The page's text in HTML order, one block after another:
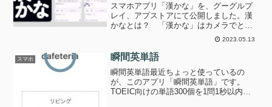
スマホアプリ「漢かな」を、グーグルプ
レイ、アプストアにて公開しました。漢
かなとは？ 「漢かな」はカメラでとら
えた漢字をかなに変換するアプリです。
なぜ漢かな？ Webや本を読んでいると
きに読めない漢字に困ったことはありま
せんか？ そんなときに...
2023.05.13
スマホ 瞬間英単語
瞬間英単語最近ちょっと使っているの
が、このアプリ「瞬間英単語」です。
TOEIC向けの単語300個を1問1秒以内に